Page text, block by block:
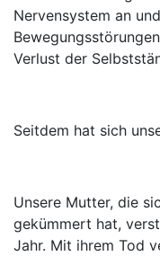
Nervensystem an
Verlust der
Seitdem hat sich
Unsere Mutter, die
gekümmert hat,
Jahr. Mit ihrem Tod